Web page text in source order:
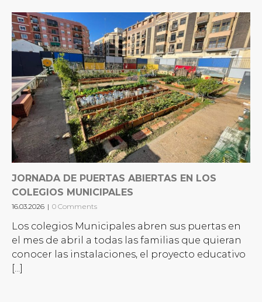
JORNADA DE PUERTAS ABIERTAS EN LOS
COLEGIOS MUNICIPALES
16.03.2026 | 0 Comments
Los colegios Municipales abren sus puertas en
el mes de abril a todas las familias que quieran
conocer las instalaciones, el proyecto educativo
[...]